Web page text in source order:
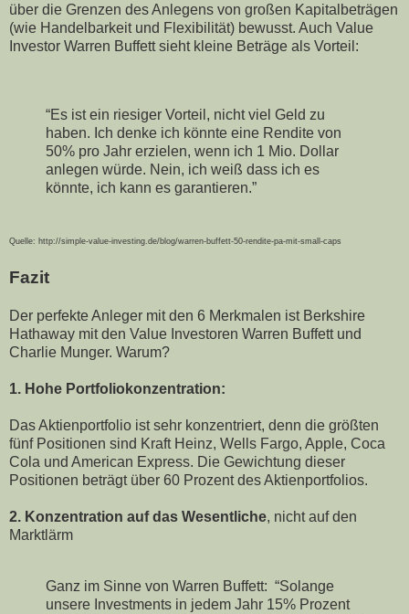
über die Grenzen des Anlegens von großen Kapitalbeträgen
(wie Handelbarkeit und Flexibilität) bewusst. Auch Value
Investor Warren Buffett sieht kleine Beträge als Vorteil:
“Es ist ein riesiger Vorteil, nicht viel Geld zu
haben. Ich denke ich könnte eine Rendite von
50% pro Jahr erzielen, wenn ich 1 Mio. Dollar
anlegen würde. Nein, ich weiß dass ich es
könnte, ich kann es garantieren.”
Quelle: http://simple-value-investing.de/blog/warren-buffett-50-rendite-pa-mit-small-caps
Fazit
Der perfekte Anleger mit den 6 Merkmalen ist Berkshire
Hathaway mit den Value Investoren Warren Buffett und
Charlie Munger. Warum?
1. Hohe Portfoliokonzentration:
Das Aktienportfolio ist sehr konzentriert, denn die größten
fünf Positionen sind Kraft Heinz, Wells Fargo, Apple, Coca
Cola und American Express. Die Gewichtung dieser
Positionen beträgt über 60 Prozent des Aktienportfolios.
2. Konzentration auf das Wesentliche, nicht auf den
Marktlärm
Ganz im Sinne von Warren Buffett: “Solange
unsere Investments in jedem Jahr 15% Prozent